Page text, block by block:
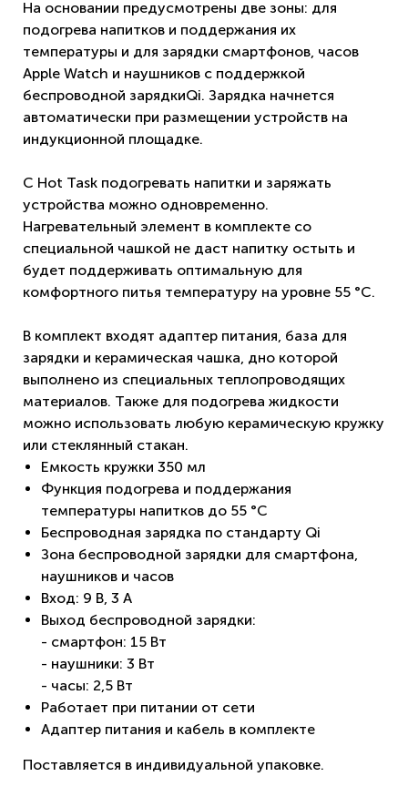
На основании предусмотрены две зоны: для
подогрева напитков и поддержания их
температуры и для зарядки смартфонов, часов
Apple Watch и наушников с поддержкой
беспроводной зарядкиQi. Зарядка начнется
автоматически при размещении устройств на
индукционной площадке.
С Hot Task подогревать напитки и заряжать
устройства можно одновременно.
Нагревательный элемент в комплекте со
специальной чашкой не даст напитку остыть и
будет поддерживать оптимальную для
комфортного питья температуру на уровне 55 °C.
В комплект входят адаптер питания, база для
зарядки и керамическая чашка, дно которой
выполнено из специальных теплопроводящих
материалов. Также для подогрева жидкости
можно использовать любую керамическую кружку
или стеклянный стакан.
Емкость кружки 350 мл
Функция подогрева и поддержания
температуры напитков до 55 °C
Беспроводная зарядка по стандарту Qi
Зона беспроводной зарядки для смартфона,
наушников и часов
Вход: 9 В, 3 A
Выход беспроводной зарядки:
- смартфон: 15 Вт
- наушники: 3 Вт
- часы: 2,5 Вт
Работает при питании от сети
Адаптер питания и кабель в комплекте
Поставляется в индивидуальной упаковке.